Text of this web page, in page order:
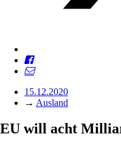
15.12.2020
→ Ausland
EU will acht